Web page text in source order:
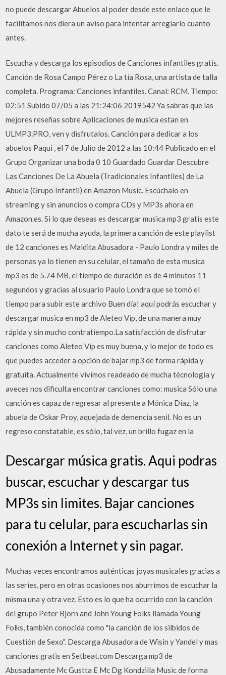
no puede descargar Abuelos al poder desde este enlace que le
facilitamos nos diera un aviso para intentar arreglarlo cuanto
antes.
Escucha y descarga los episodios de Canciones infantiles gratis.
Canción de Rosa Campo Pérez o La tía Rosa, una artista de talla
completa. Programa: Canciones infantiles. Canal: RCM. Tiempo:
02:51 Subido 07/05 a las 21:24:06 2019542 Ya sabras que las
mejores reseñas sobre Aplicaciones de musica estan en
ULMP3.PRO, ven y disfrutalos. Canción para dedicar a los
abuelos Paqui , el 7 de Julio de 2012 a las 10:44 Publicado en el
Grupo Organizar una boda 0 10 Guardado Guardar Descubre
Las Canciones De La Abuela (Tradicionales Infantiles) de La
Abuela (Grupo Infantil) en Amazon Music. Escúchalo en
streaming y sin anuncios o compra CDs y MP3s ahora en
Amazon.es. Si lo que deseas es descargar musica mp3 gratis este
dato te será de mucha ayuda, la primera canción de este playlist
de 12 canciones es Maldita Abusadora - Paulo Londra y miles de
personas ya lo tienen en su celular, el tamaño de esta musica
mp3 es de 5.74 MB, el tiempo de duración es de 4 minutos 11
segundos y gracias al usuario Paulo Londra que se tomó el
tiempo para subir este archivo Buen día! aquí podrás escuchar y
descargar musica en mp3 de Aleteo Vip, de una manera muy
rápida y sin mucho contratiempo.La satisfacción de disfrutar
canciones como Aleteo Vip es muy buena, y lo mejor de todo es
que puedes acceder a opción de bajar mp3 de forma rápida y
gratuita. Actualmente vivimos readeado de mucha técnología y
aveces nos dificulta encontrar canciones como: musica Sólo una
canción es capaz de regresar al presente a Mónica Díaz, la
abuela de Oskar Proy, aquejada de demencia senil. No es un
regreso constatable, es sólo, tal vez, un brillo fugaz en la
Descargar música gratis. Aqui podras
buscar, escuchar y descargar tus
MP3s sin limites. Bajar canciones
para tu celular, para escucharlas sin
conexión a Internet y sin pagar.
Muchas veces encontramos auténticas joyas musicales gracias a
las series, pero en otras ocasiones nos aburrimos de escuchar la
misma una y otra vez. Esto es lo que ha ocurrido con la canción
del grupo Peter Bjorn and John Young Folks llamada Young
Folks, también conocida como "la canción de los silbidos de
Cuestión de Sexo". Descarga Abusadora de Wisin y Yandel y mas
canciones gratis en Setbeat.com Descarga mp3 de
Abusadamente Mc Gustta E Mc Dg Kondzilla Music de forma